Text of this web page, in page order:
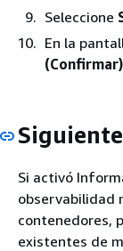
Seleccione
En la
(Confirmar)
Si activó
observabilidad
contenedores,
existentes de